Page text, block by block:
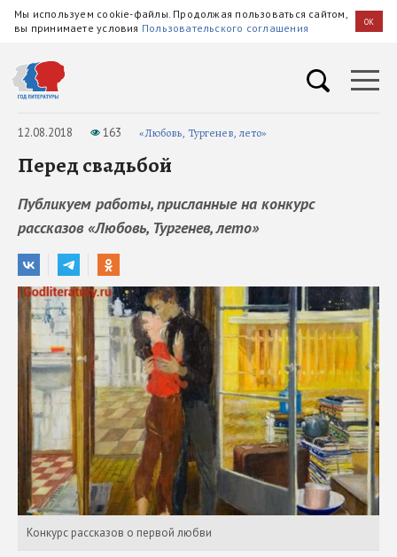
Мы используем cookie-файлы. Продолжая пользоваться сайтом,
вы принимаете условия Пользовательского соглашения OK
12.08.2018 163 «Любовь, Тургенев, лето»
Перед свадьбой
Публикуем работы, присланные на конкурс
рассказов «Любовь, Тургенев, лето»
Конкурс рассказов о первой любви